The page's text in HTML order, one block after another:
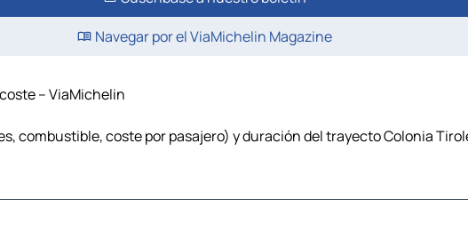
Navegar por el ViaMichelin Magazine
– ViaMichelin
combustible, coste por pasajero) y duración del trayecto Colonia